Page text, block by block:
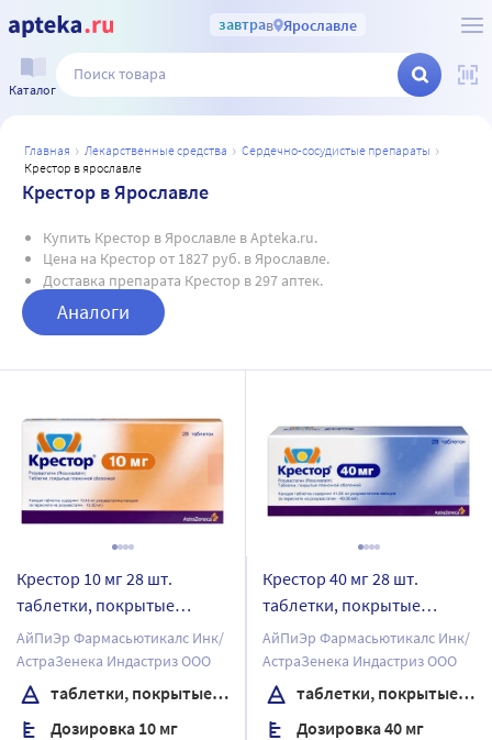
завтрав Ярославле
Каталог
главная лекарственные средства
сердечно-сосудистые препараты
крестор в ярославле
Крестор в Ярославле
Купить Крестор в Ярославле в Apteka.ru.
Цена на Крестор от 1827 руб. в Ярославле.
Доставка препарата Крестор в 297 аптек.
Аналоги
Крестор 10 мг 28 шт.
таблетки, покрытые
пленочной оболочкой
АйПиЭр Фармасьютикалс Инк/
АстраЗенека Индастриз ООО
таблетки, покрытые пленочной оболочкой
Дозировка 10 мг
Крестор 40 мг 28 шт.
таблетки, покрытые
пленочной оболочкой
АйПиЭр Фармасьютикалс Инк/
АстраЗенека Индастриз ООО
таблетки, покрытые пленочной оболочкой
Дозировка 40 мг